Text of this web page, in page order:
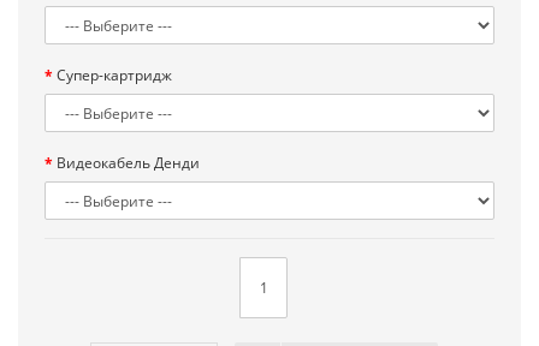
Сега МД 1 HD (HDMI, беспроводные
Денди TY
Супер-картридж
Видеокабель Денди